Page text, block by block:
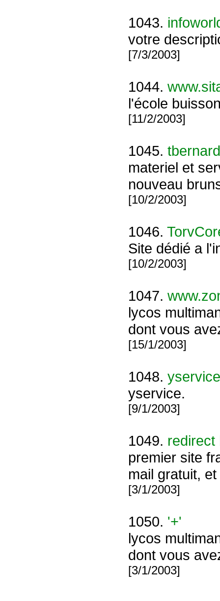
1043.
votre
[7/3/2003]
1044.
l'école
[11/2/2003]
1045.
materiel et
nouveau
[10/2/2003]
1046.
Site dédié a
[10/2/2003]
1047.
lycos
dont vous
[15/1/2003]
1048.
yservice.
[9/1/2003]
1049. redirect
premier site
mail gratuit,
[3/1/2003]
1050. '+'
lycos
dont vous
[3/1/2003]